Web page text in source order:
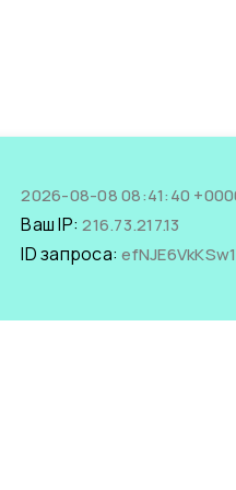
2026-08-08 08:41:40
Ваш IP:216.73.217.13
ID запроса:efNJE6VkKSw1